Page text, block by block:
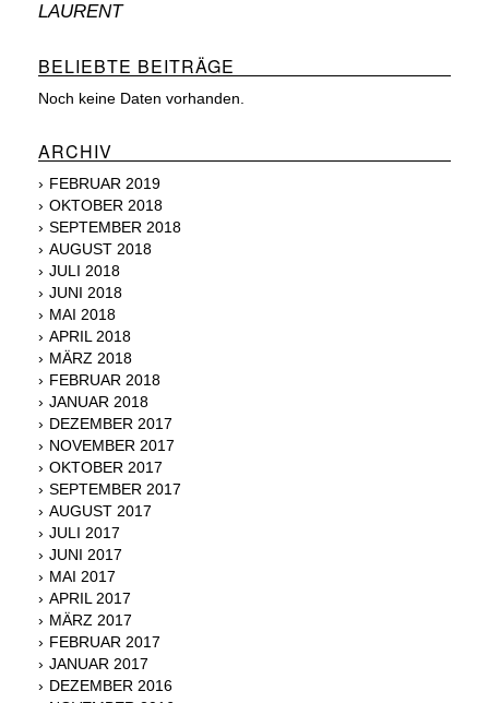
LAURENT
BELIEBTE BEITRÄGE
Noch keine Daten vorhanden.
ARCHIV
FEBRUAR 2019
OKTOBER 2018
SEPTEMBER 2018
AUGUST 2018
JULI 2018
JUNI 2018
MAI 2018
APRIL 2018
MÄRZ 2018
FEBRUAR 2018
JANUAR 2018
DEZEMBER 2017
NOVEMBER 2017
OKTOBER 2017
SEPTEMBER 2017
AUGUST 2017
JULI 2017
JUNI 2017
MAI 2017
APRIL 2017
MÄRZ 2017
FEBRUAR 2017
JANUAR 2017
DEZEMBER 2016